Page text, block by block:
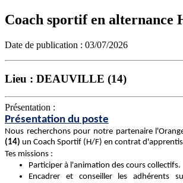
Coach sportif en alternance
Date de publication : 03/07/2026
Lieu : DEAUVILLE (14)
Présentation :
Présentation du poste
Nous recherchons pour notre partenaire
(14) un Coach Sportif (H/F) en contrat
Tes missions :
Participer à l'animation des cours collectifs.
Encadrer et conseiller les adhérents